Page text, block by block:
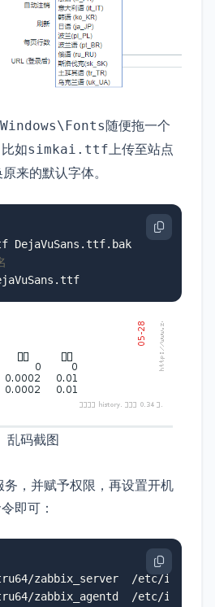
随便拖一个
如simkai.ttf上传至站点
来的默认字体。
乱码截图
，并赋予权限，再设置开机
即可：